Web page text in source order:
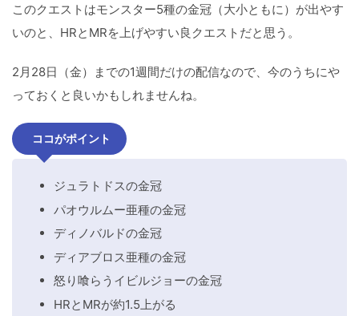
このクエストはモンスター5種の金冠（大小ともに）が出やす
いのと、HRとMRを上げやすい良クエストだと思う。
2月28日（金）までの1週間だけの配信なので、今のうちにや
っておくと良いかもしれませんね。
ココがポイント
ジュラトドスの金冠
パオウルムー亜種の金冠
ディノバルドの金冠
ディアブロス亜種の金冠
怒り喰らうイビルジョーの金冠
HRとMRが約1.5上がる